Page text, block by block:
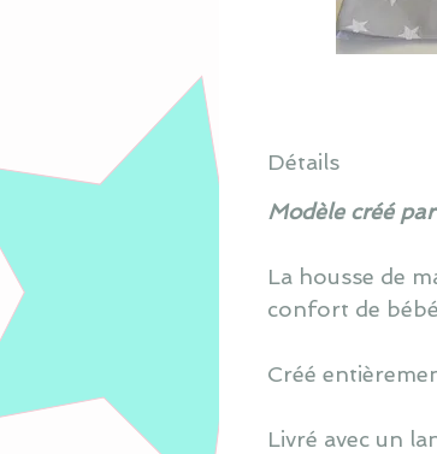
Détails
Modèle créé
La housse de
confort de
Créé
Livré avec un